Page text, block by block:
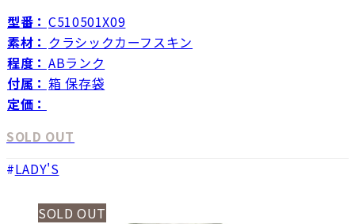
型番： C510501X09
素材： クラシックカーフスキン
程度： ABランク
付属： 箱 保存袋
定価：
SOLD OUT
LADY'S
SOLD OUT